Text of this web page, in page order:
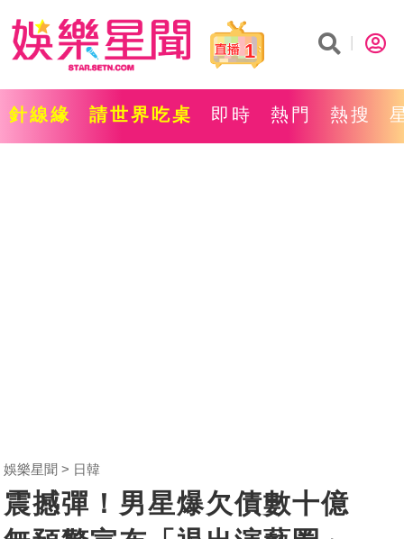
1
針線緣 請世界吃桌 即時 熱門 熱搜
娛樂星聞 日韓
震撼彈！男星爆欠債數十億